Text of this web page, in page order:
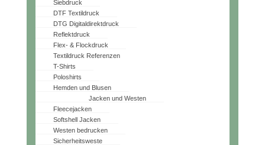
Siebdruck
DTF Textildruck
DTG Digitaldirektdruck
Reflektdruck
Flex- & Flockdruck
Textildruck Referenzen
T-Shirts
Poloshirts
Hemden und Blusen
Jacken und Westen
Fleecejacken
Softshell Jacken
Westen bedrucken
Sicherheitsweste